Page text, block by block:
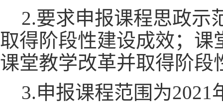
2.要求申报课程思政示
取得阶段性建设成效；课
课堂教学改革并取得阶段
3.申报课程范围为